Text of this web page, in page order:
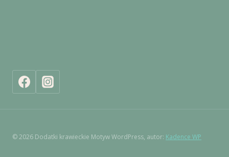
© 2026 Dodatki krawieckie Motyw WordPress, autor: Kadence WP